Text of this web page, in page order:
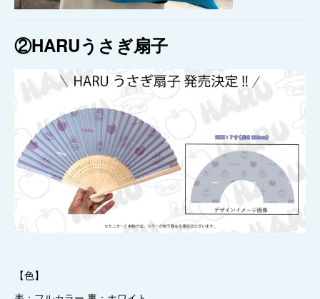
②HARUうさぎ扇子
【色】